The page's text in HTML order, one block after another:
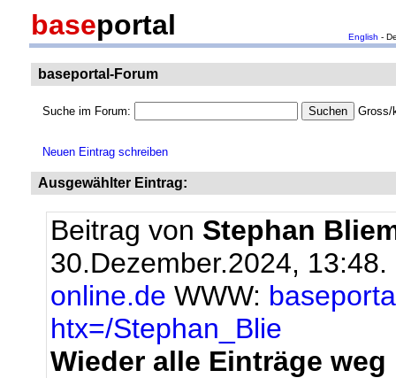
baseportal English -
baseportal-Forum
Suche im Forum: Gross/
Neuen Eintrag schreiben
Ausgewählter Eintrag:
Beitrag von Stephan
30.Dezember.2024, 13:48.
online.de WWW:
htx=/Stephan_Blie
Wieder alle Einträge weg